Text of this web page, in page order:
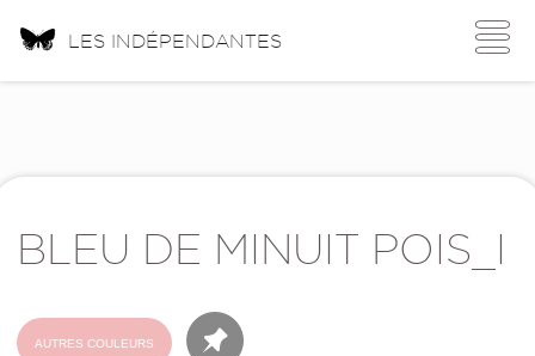
Toggle
LES INDÉPENDANTES
BLEU DE MINUIT POIS_I
AUTRES COULEURS